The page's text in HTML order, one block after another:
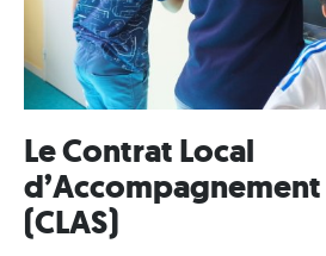
Le Contrat Local
(CLAS)